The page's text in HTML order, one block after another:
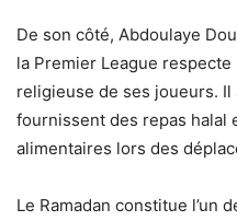
De son côté, Abdoulaye
la Premier League
religieuse de ses joueurs.
fournissent des repas halal
alimentaires lors des
Le Ramadan constitue l’un